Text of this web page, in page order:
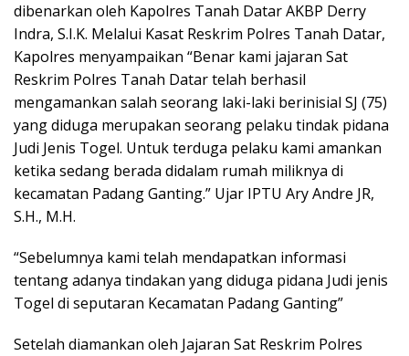
dibenarkan oleh Kapolres Tanah Datar AKBP Derry
Indra, S.I.K. Melalui Kasat Reskrim Polres Tanah Datar,
Kapolres menyampaikan “Benar kami jajaran Sat
Reskrim Polres Tanah Datar telah berhasil
mengamankan salah seorang laki-laki berinisial SJ (75)
yang diduga merupakan seorang pelaku tindak pidana
Judi Jenis Togel. Untuk terduga pelaku kami amankan
ketika sedang berada didalam rumah miliknya di
kecamatan Padang Ganting.” Ujar IPTU Ary Andre JR,
S.H., M.H.
“Sebelumnya kami telah mendapatkan informasi
tentang adanya tindakan yang diduga pidana Judi jenis
Togel di seputaran Kecamatan Padang Ganting”
Setelah diamankan oleh Jajaran Sat Reskrim Polres